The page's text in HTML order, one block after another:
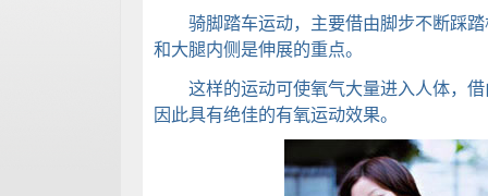
骑脚踏车运动，主要借由脚步不断踩踏
和大腿内侧是伸展的重点。
这样的运动可使氧气大量进入人体，借
因此具有绝佳的有氧运动效果。